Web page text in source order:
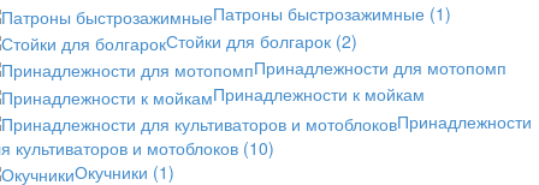
Патроны быстрозажимные (1)
Стойки для болгарок (2)
Принадлежности для мотопомп
Принадлежности к мойкам
Принадлежности
культиваторов и мотоблоков (10)
Окучники (1)